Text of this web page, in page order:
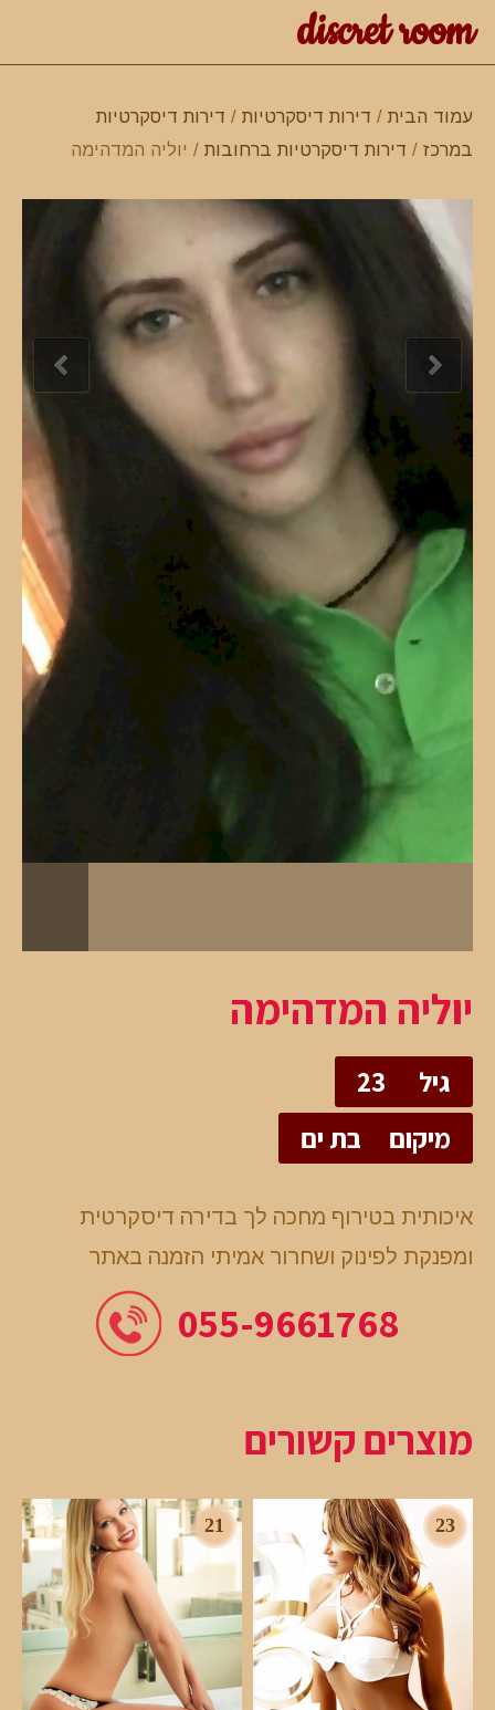
discret room
עמוד הבית / דירות דיסקרטיות / דירות דיסקרטיות
במרכז / דירות דיסקרטיות ברחובות / יוליה המדהימה
יוליה המדהימה
גיל
23
מיקום
בת ים
איכותית בטירוף מחכה לך בדירה דיסקרטית
ומפנקת לפינוק ושחרור אמיתי הזמנה באתר
055-9661768
מוצרים קשורים
23
21